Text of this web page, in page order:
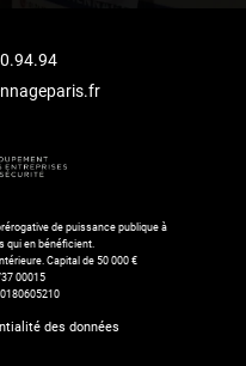
de puissance publique à
qui en bénéficient.
Capital de 50 000 €
00015
des données